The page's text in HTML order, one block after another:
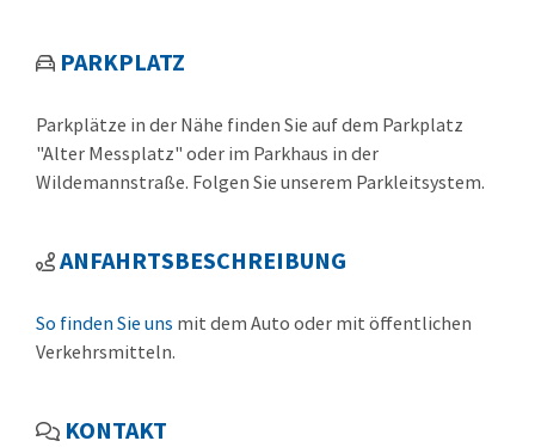
PARKPLATZ
Parkplätze in der Nähe finden Sie auf dem Parkplatz
"Alter Messplatz" oder im Parkhaus in der
Wildemannstraße. Folgen Sie unserem Parkleitsystem.
ANFAHRTSBESCHREIBUNG
So finden Sie uns mit dem Auto oder mit öffentlichen
Verkehrsmitteln.
KONTAKT